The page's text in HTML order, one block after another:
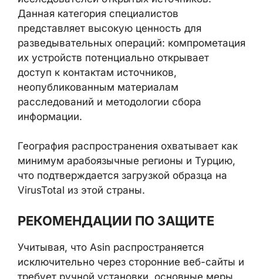
исследователей открытых источников.
Данная категория специалистов
представляет высокую ценность для
разведывательных операций:
компрометация их устройств потенциально
открывает доступ к контактам источников,
неопубликованным материалам
расследований и методологии сбора
информации.
География распространения охватывает
как минимум арабоязычные регионы и
Турцию, что подтверждается загрузкой
образца на VirusTotal из этой страны.
РЕКОМЕНДАЦИИ ПО ЗАЩИТЕ
Учитывая, что Asin распространяется
исключительно через сторонние веб-сайты